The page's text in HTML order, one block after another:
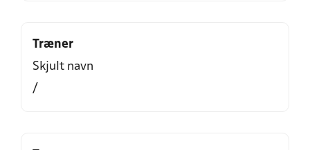
Træner
Skjult navn
/